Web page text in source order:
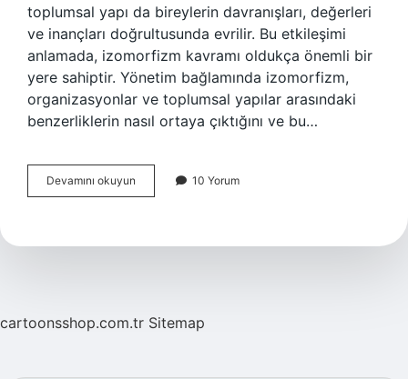
toplumsal yapı da bireylerin davranışları, değerleri
ve inançları doğrultusunda evrilir. Bu etkileşimi
anlamada, izomorfizm kavramı oldukça önemli bir
yere sahiptir. Yönetim bağlamında izomorfizm,
organizasyonlar ve toplumsal yapılar arasındaki
benzerliklerin nasıl ortaya çıktığını ve bu…
Devamını okuyun İzomorfizm
nedir
10 Yorum
cartoonsshop.com.tr Sitemap